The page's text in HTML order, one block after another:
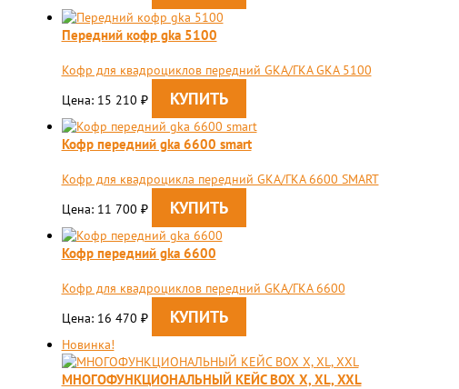
Передний кофр gka 5100
Кофр для квадроциклов передний GKA/ГКА GKA 5100
Цена: 15 210 ₽
Кофр передний gka 6600 smart
Кофр для квадроцикла передний GKA/ГКА 6600 SMART
Цена: 11 700 ₽
Кофр передний gka 6600
Кофр для квадроциклов передний GKA/ГКА 6600
Цена: 16 470 ₽
Новинка!
МНОГОФУНКЦИОНАЛЬНЫЙ КЕЙС BOX X, XL, XXL